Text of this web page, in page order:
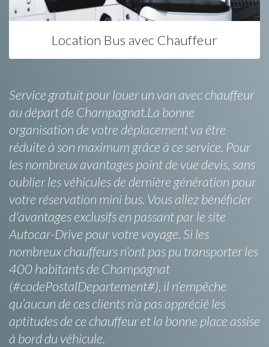
Location Bus avec Chauffeur
Service gratuit pour louer un van avec chauffeur
au départ de Champagnat.La bonne
organisation de votre déplacement va être
réduite à son maximum grâce à ce service. Pour
les nombreux avantages point de vue devis, sans
oublier les véhicules de dernière génération pour
votre réservation mini bus. Vous allez bénéficier
d'avantages exclusifs en passant par le site
Autocar-Drive pour votre voyage. Si les
nombreux chauffeurs n’ont pas pu transporter les
400 habitants de Champagnat
(#codePostalDepartement#), il n’empêche
qu’aucun de ces clients n’a pas apprécié les
aptitudes de ce chauffeur et la bonne place assise
à bord du véhicule.